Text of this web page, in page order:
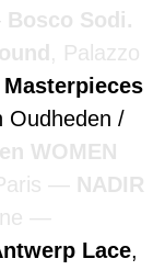
Bosco Sodi.
, Palazzo
Masterpieces
Oudheden /
WOMEN
NADIR
Lace,